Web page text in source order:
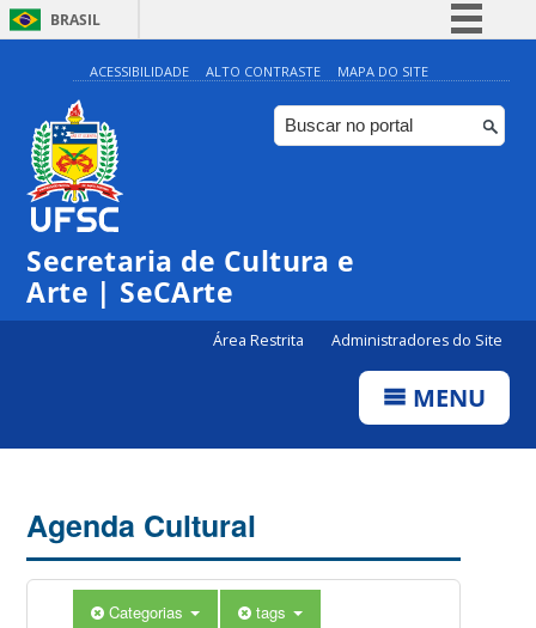
BRASIL
Simplifique!
Comunica BR
Participe
ACESSIBILIDADE ALTO CONTRASTE MAPA DO SITE
Secretaria de Cultura e
Arte | SeCArte
Área Restrita Administradores do Site
MENU
Agenda Cultural
Categorias tags